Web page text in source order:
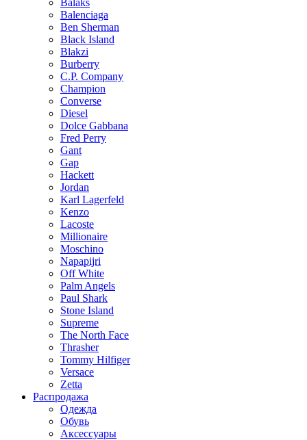
Balaks
Balenciaga
Ben Sherman
Black Island
Blakzi
Burberry
C.P. Company
Champion
Converse
Diesel
Dolce Gabbana
Fred Perry
Gant
Gap
Hackett
Jordan
Karl Lagerfeld
Kenzo
Lacoste
Millionaire
Moschino
Napapijri
Off White
Palm Angels
Paul Shark
Stone Island
Supreme
The North Face
Thrasher
Tommy Hilfiger
Versace
Zetta
Распродажа
Одежда
Обувь
Аксессуары